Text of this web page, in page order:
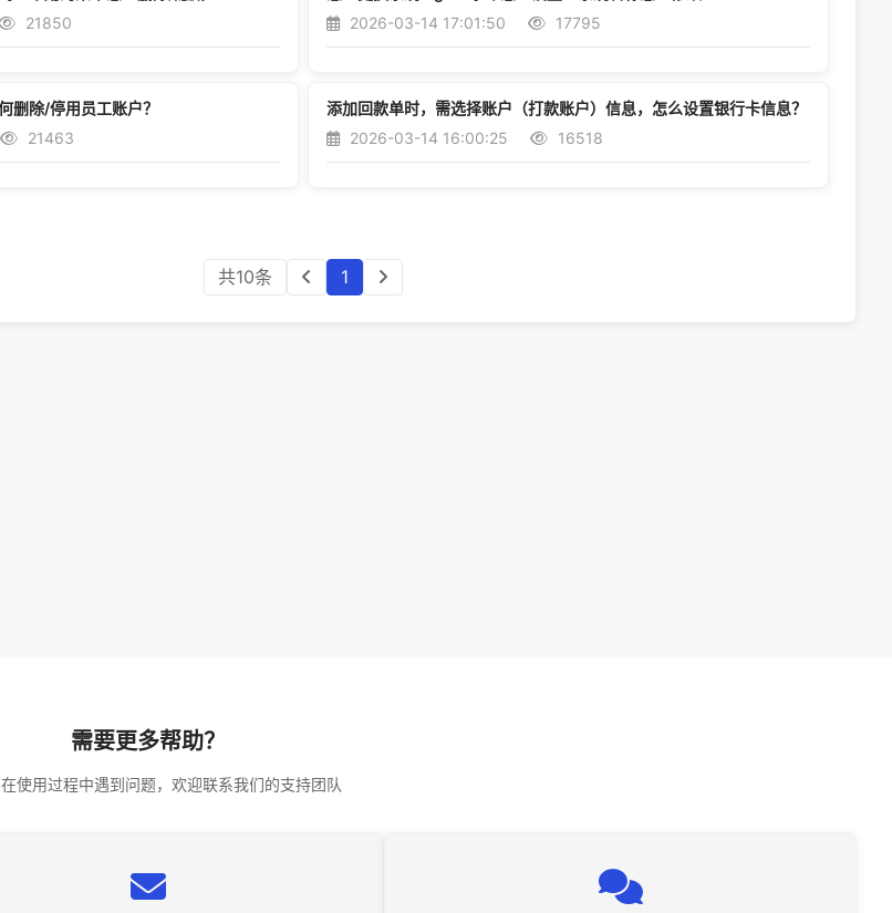
21850
2026-03-14 17:01:50
17795
删除/停用员工账户？
21463
添加回款单时，需选择账户（打款账户）信息，怎么设置银行卡信息？
2026-03-14 16:00:25
16518
共10条 1
需要更多帮助？
使用过程中遇到问题，欢迎联系我们的支持团队